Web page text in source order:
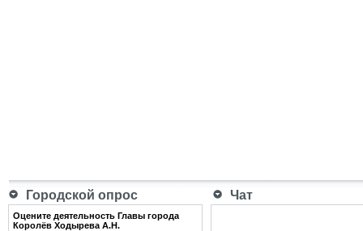
Городской опрос Чат
Оцените деятельность Главы города
Королёв Ходырева А.Н.